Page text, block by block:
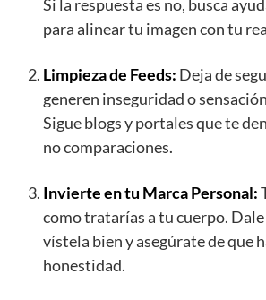
Si la respuesta es no, busca
para alinear tu imagen con tu
Limpieza de Feeds: Deja de
generen inseguridad o
Sigue blogs y portales que te
no comparaciones.
Invierte en tu Marca Personal:
como tratarías a tu cuerpo.
vístela bien y asegúrate de que
honestidad.